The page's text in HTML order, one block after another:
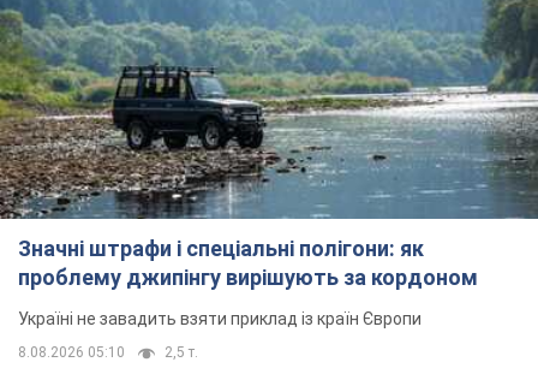
Значні штрафи і спеціальні полігони: як
проблему джипінгу вирішують за кордоном
Україні не завадить взяти приклад із країн Європи
8.08.2026 05:10 2,5 т.